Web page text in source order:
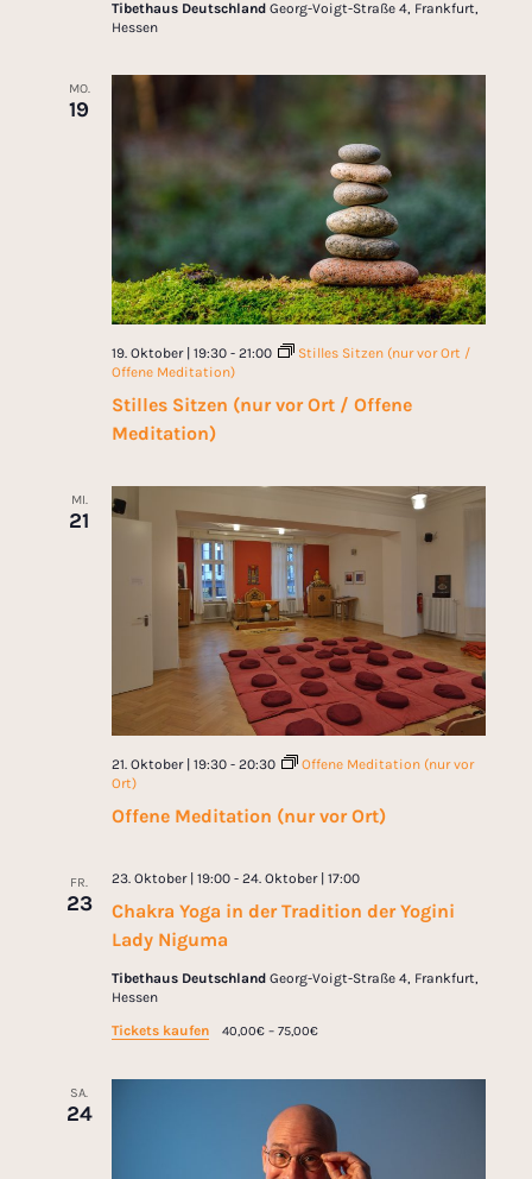
Tibethaus Deutschland Georg-Voigt-Straße 4, Frankfurt,
Hessen
MO.
19
Stilles Sitzen (nur vor Ort / Offene
Meditation)
19. Oktober | 19:30- 21:00
Stilles Sitzen (nur vor Ort /
Offene Meditation)
MI.
21
Offene Meditation (nur vor Ort)
21. Oktober | 19:30- 20:30
Offene Meditation (nur vor
Ort)
FR.
23
Chakra Yoga in der Tradition der Yogini
Lady Niguma
23. Oktober | 19:00- 24. Oktober | 17:00
Tibethaus Deutschland Georg-Voigt-Straße 4, Frankfurt,
Hessen
Tickets kaufen
40,00€ – 75,00€
SA.
24